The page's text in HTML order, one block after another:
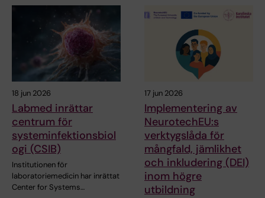
18 jun 2026
Labmed inrättar
centrum för
systeminfektionsbiol
ogi (CSIB)
Institutionen för
laboratoriemedicin har inrättat
Center for Systems…
17 jun 2026
Implementering av
NeurotechEU:s
verktygslåda för
mångfald, jämlikhet
och inkludering (DEI)
inom högre
utbildning